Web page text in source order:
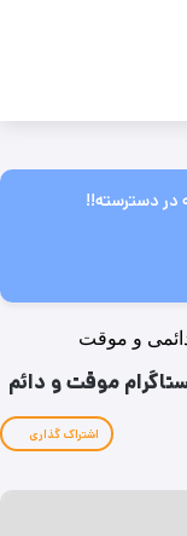
در دسترسته!!
موقت و دائم
اشتراک گذاری